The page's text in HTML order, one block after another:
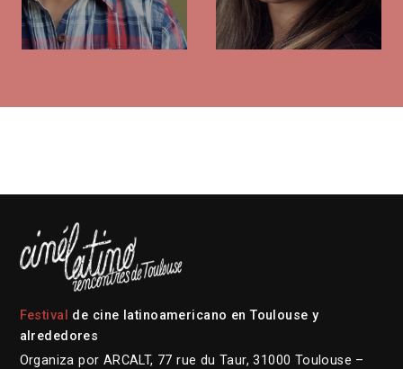
Festival
de cine latinoamericano en Toulouse y
alrededores
Organiza por ARCALT, 77 rue du Taur, 31000 Toulouse –